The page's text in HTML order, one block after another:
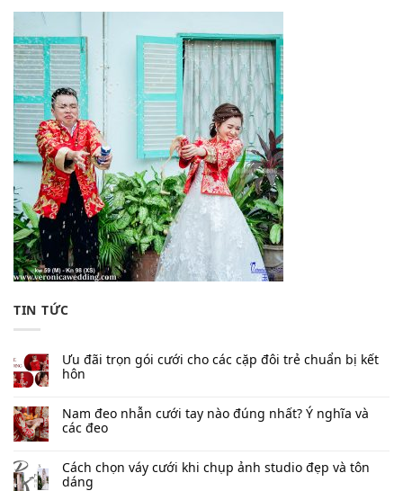
TIN TỨC
Ưu đãi trọn gói cưới cho các cặp đôi trẻ chuẩn bị kết
hôn
Nam đeo nhẫn cưới tay nào đúng nhất​? Ý nghĩa và
các đeo
Cách chọn váy cưới khi chụp ảnh studio đẹp và tôn
dáng